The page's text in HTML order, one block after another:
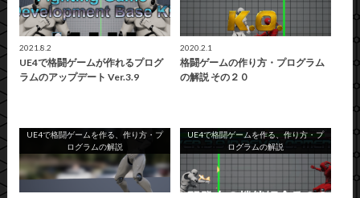
2021.8.2
UE4で格闘ゲームが作れるプログ
ラムのアップデート Ver.3.9
2020.2.1
格闘ゲームの作り方・プログラム
の解説 その２０
UE4で格闘ゲームを作る、作り方・プ
ログラムの解説
UE4で格闘ゲームを作る、作り方・プ
ログラムの解説